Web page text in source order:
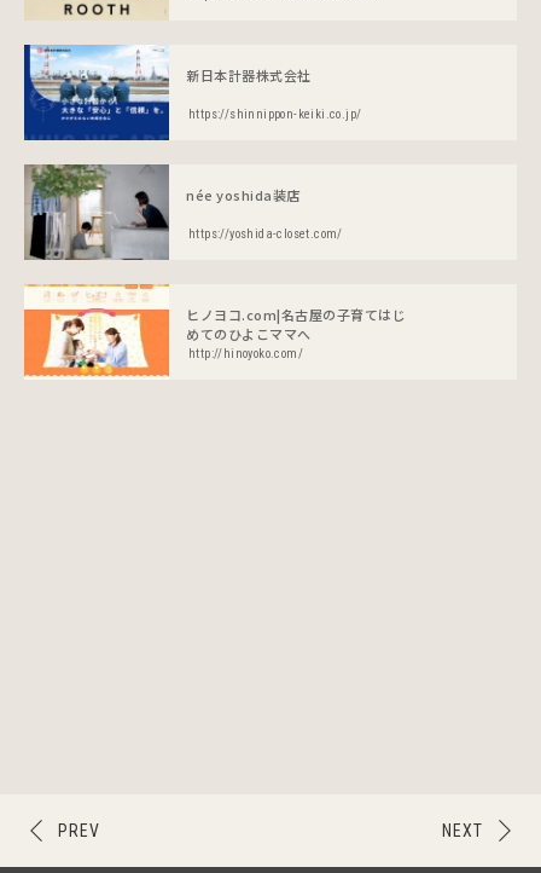
新日本計器株式会社
https://shinnippon-keiki.co.jp/
née yoshida装店
https://yoshida-closet.com/
ヒノヨコ.com|名古屋の子育てはじ
めてのひよこママへ
http://hinoyoko.com/
NEXT
PREV